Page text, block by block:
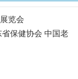
览会
保健协会 中国老